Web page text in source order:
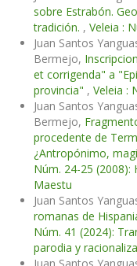
sobre Estrabón.
tradición. , Veleia :
Juan Santos
Bermejo,
et corrigenda" a
provincia" , Veleia :
Juan Santos
Bermejo,
procedente de
¿Antropónimo,
Núm. 24-25
Maestu
Juan Santos
romanas de
Núm. 41 (2024):
parodia y